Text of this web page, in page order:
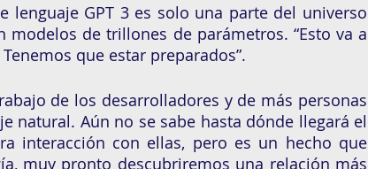
lenguaje GPT 3 es solo una parte del universo
de trillones de parámetros. “Esto va a
que estar preparados”.
de los desarrolladores y de más personas
natural. Aún no se sabe hasta dónde llegará el
interacción con ellas, pero es un hecho que
muy pronto descubriremos una relación más